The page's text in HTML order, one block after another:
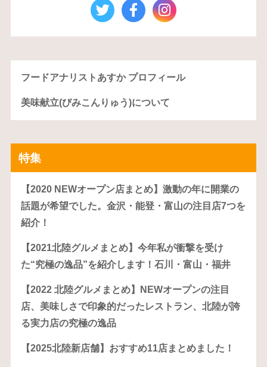
フードアナリストあすか プロフィール
美味献立(びみこんりゅう)について
特集
【2020 NEWオープン店まとめ】激動の年に開業の
話題が希望でした。金沢・能登・富山の注目店7つを
紹介！
【2021北陸グルメまとめ】今年私が衝撃を受け
た“究極の逸品”を紹介します！石川・富山・福井
【2022 北陸グルメまとめ】NEWオープンの注目
店、美味しさで印象的だったレストラン、北陸が誇
る実力店の究極の逸品
【2025北陸新店舗】おすすめ11店まとめました！